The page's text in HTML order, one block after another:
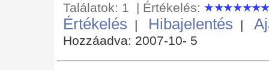
Találatok: 1 | Értékelés:
Értékelés | Hibajelentés |
Hozzáadva: 2007-10- 5